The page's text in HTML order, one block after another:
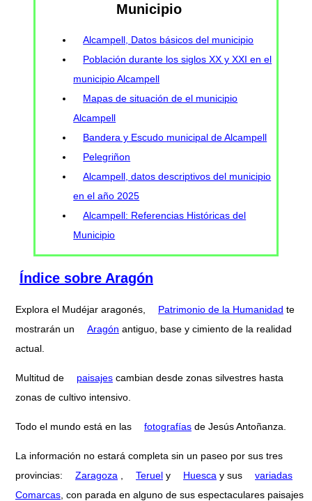
Municipio
Alcampell, Datos básicos del municipio
Población durante los siglos XX y XXI en el
municipio Alcampell
Mapas de situación de el municipio
Alcampell
Bandera y Escudo municipal de Alcampell
Pelegriñon
Alcampell, datos descriptivos del municipio
en el año 2025
Alcampell: Referencias Históricas del
Municipio
Índice sobre Aragón
Explora el Mudéjar aragonés, Patrimonio de la Humanidad te
mostrarán un
Aragón antiguo, base y cimiento de la realidad
actual.
Multitud de paisajes cambian desde zonas silvestres hasta
zonas de cultivo intensivo.
Todo el mundo está en las fotografías de Jesús Antoñanza.
La información no estará completa sin un paseo por sus tres
provincias:
Zaragoza Teruel y Huesca y sus
variadas
Comarcas , con parada en alguno de sus espectaculares paisajes